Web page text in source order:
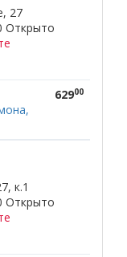
27
Открыто
62900
к.1
Открыто